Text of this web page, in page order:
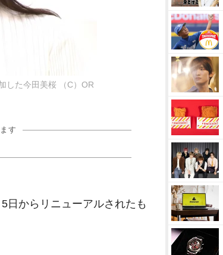
した今田美桜 （C）OR
す
からリニューアルされたも